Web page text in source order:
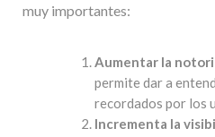
muy importantes:
Aumentar la
permite dar a
recordados por los
Incrementa la